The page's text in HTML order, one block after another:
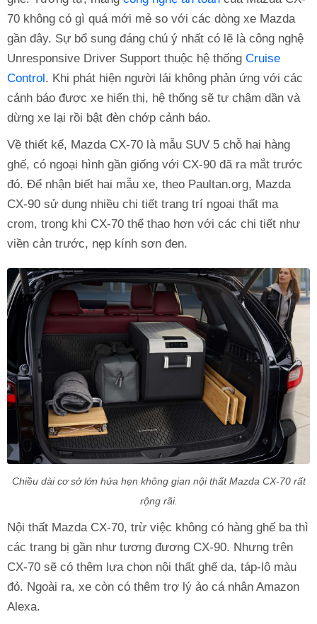
70 không có gì quá mới mẻ so với các dòng xe Mazda
gần đây. Sự bổ sung đáng chú ý nhất có lẽ là công nghệ
Unresponsive Driver Support thuộc hệ thống Cruise
Control. Khi phát hiện người lái không phản ứng với các
cảnh báo được xe hiển thị, hệ thống sẽ tự chậm dần và
dừng xe lại rồi bật đèn chớp cảnh báo.
Về thiết kế, Mazda CX-70 là mẫu SUV 5 chỗ hai hàng
ghế, có ngoại hình gần giống với CX-90 đã ra mắt trước
đó. Để nhận biết hai mẫu xe, theo Paultan.org, Mazda
CX-90 sử dụng nhiều chi tiết trang trí ngoại thất mạ
crom, trong khi CX-70 thể thao hơn với các chi tiết như
viền cản trước, nẹp kính sơn đen.
Chiều dài cơ sở lớn hứa hẹn không gian nội thất Mazda CX-70 rất
rộng rãi.
Nội thất Mazda CX-70, trừ việc không có hàng ghế ba thì
các trang bị gần như tương đương CX-90. Nhưng trên
CX-70 sẽ có thêm lựa chọn nội thất ghế da, táp-lô màu
đỏ. Ngoài ra, xe còn có thêm trợ lý ảo cá nhân Amazon
Alexa.